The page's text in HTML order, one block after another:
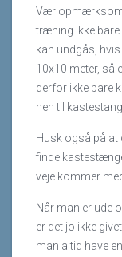
Vær opmærksom
træning ikke bare
kan undgås,
10x10 meter,
derfor ikke bare
hen til
Husk også på at
finde
veje kommer
Når man er ude
er det jo ikke
man altid have